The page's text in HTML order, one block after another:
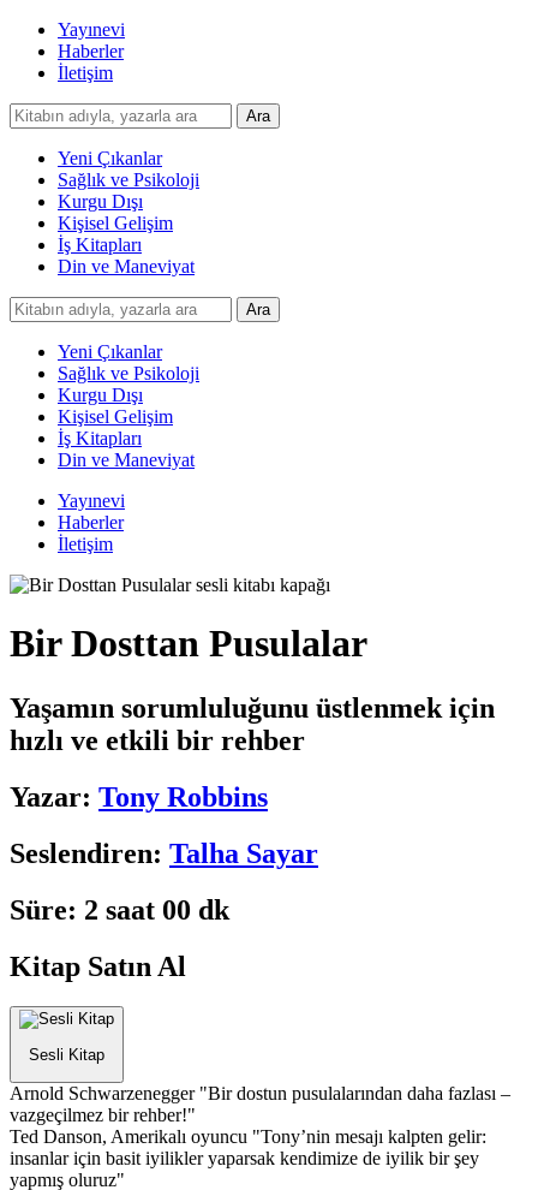
Yayınevi
Haberler
İletişim
Yeni Çıkanlar
Sağlık ve Psikoloji
Kurgu Dışı
Kişisel Gelişim
İş Kitapları
Din ve Maneviyat
Yeni Çıkanlar
Sağlık ve Psikoloji
Kurgu Dışı
Kişisel Gelişim
İş Kitapları
Din ve Maneviyat
Yayınevi
Haberler
İletişim
Bir Dosttan Pusulalar
Yaşamın sorumluluğunu üstlenmek için
hızlı ve etkili bir rehber
Yazar: Tony Robbins
Seslendiren: Talha Sayar
Süre: 2 saat 00 dk
Kitap Satın Al
Sesli Kitap
Arnold Schwarzenegger
Bir dostun pusulalarından daha fazlası –
vazgeçilmez bir rehber!
Ted Danson, Amerikalı oyuncu
Tony’nin mesajı kalpten gelir:
insanlar için basit iyilikler yaparsak kendimize de iyilik bir şey
yapmış oluruz